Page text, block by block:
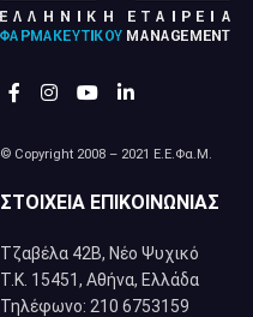
© Copyright 2008 – 2021 Ε.Ε.Φα.Μ.
ΣΤΟΙΧΕΊΑ ΕΠΙΚΟΙΝΩΝΊΑΣ
Τζαβέλα 42Β, Νέο Ψυχικό
Τ.Κ. 15451, Αθήνα, Eλλάδα
Τηλέφωνο: 210 6753159